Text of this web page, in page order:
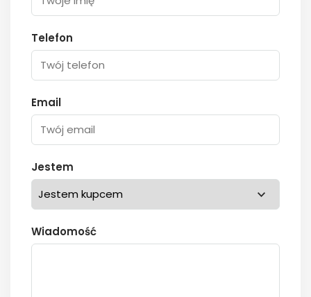
Telefon
Email
Jestem
Wiadomość